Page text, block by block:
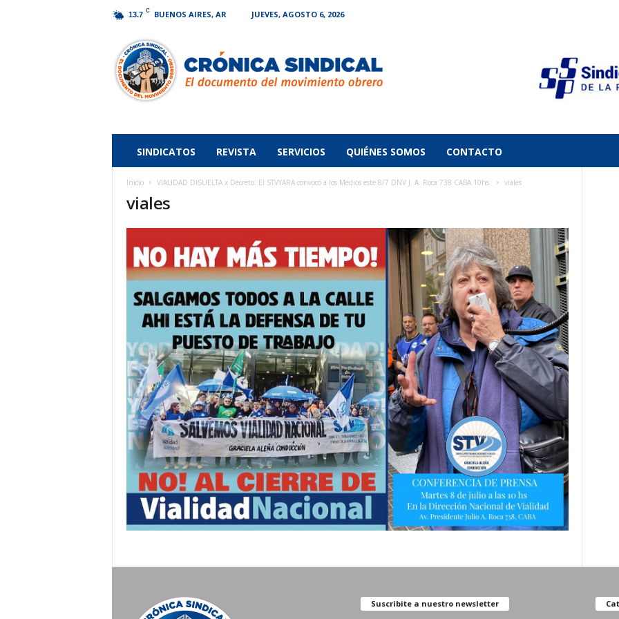
13.7 C BUENOS AIRES, AR JUEVES, AGOSTO 6, 2026
Sindical
SINDICATOS REVISTA SERVICIOS QUIÉNES SOMOS CONTACTO
Inicio VIALIDAD DISUELTA x Decreto: El STVYARA convocó a los Medios este 8/7 DNV J. A. Roca 738 CABA 10hs. viales
viales
Suscribite a nuestro newsletter